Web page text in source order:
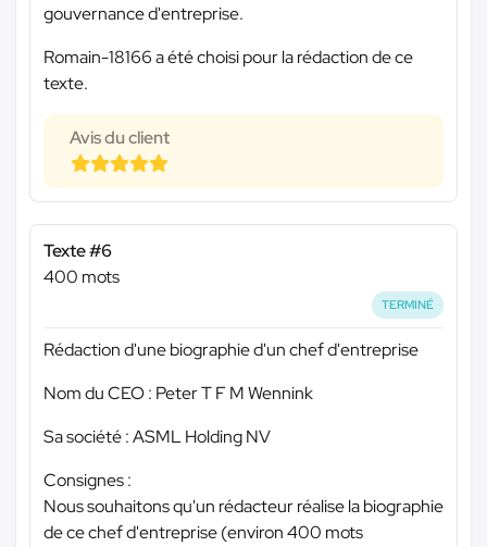
gouvernance d'entreprise.
Romain-18166 a été choisi pour la rédaction de ce
texte.
Avis du client
Texte #6
400 mots
TERMINÉ
Rédaction d'une biographie d'un chef d'entreprise
Nom du CEO : Peter T F M Wennink
Sa société : ASML Holding NV
Consignes :
Nous souhaitons qu'un rédacteur réalise la biographie
de ce chef d'entreprise (environ 400 mots